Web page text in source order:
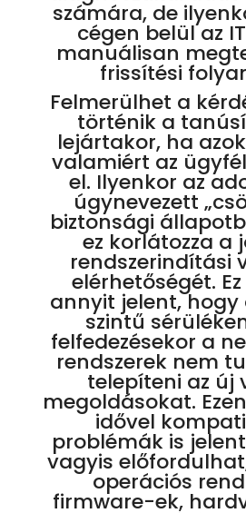
számára, de
cégen belül az
manuálisan
frissítési
Felmerülhet a
történik a
lejártakor, ha
valamiért az
el. Ilyenkor az
úgynevezett
biztonsági
ez korlátozza a
rendszerindítási
elérhetőségét.
annyit jelent,
szintű
felfedezésekor a
rendszerek nem
telepíteni az új
megoldásokat.
idővel
problémák is
vagyis
operációs
firmware-ek,